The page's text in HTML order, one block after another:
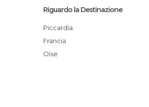
Riguardo la Destinazione
Piccardia
Francia
Oise